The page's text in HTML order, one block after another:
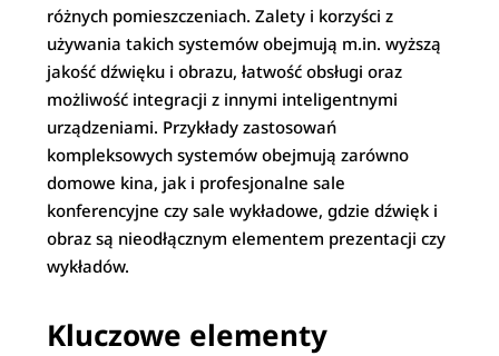
różnych pomieszczeniach. Zalety i korzyści z
używania takich systemów obejmują m.in. wyższą
jakość dźwięku i obrazu, łatwość obsługi oraz
możliwość integracji z innymi inteligentnymi
urządzeniami. Przykłady zastosowań
kompleksowych systemów obejmują zarówno
domowe kina, jak i profesjonalne sale
konferencyjne czy sale wykładowe, gdzie dźwięk i
obraz są nieodłącznym elementem prezentacji czy
wykładów.
Kluczowe elementy